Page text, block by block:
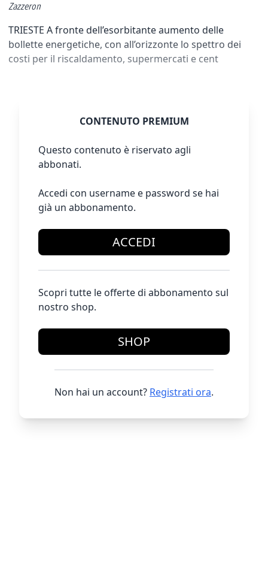
Zazzeron
TRIESTE A fronte dell’esorbitante aumento delle
bollette energetiche, con all’orizzonte lo spettro dei
costi per il riscaldamento, supermercati e cent
CONTENUTO PREMIUM
Questo contenuto è riservato agli
abbonati.
Accedi con username e password se hai
già un abbonamento.
ACCEDI
Scopri tutte le offerte di abbonamento sul
nostro shop.
SHOP
Non hai un account? Registrati ora.